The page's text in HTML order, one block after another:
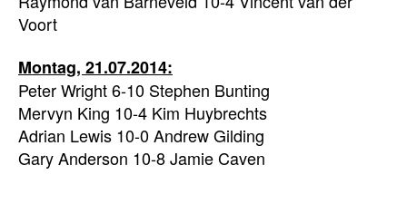
Voort
Montag, 21.07.2014:
Peter Wright 6-10 Stephen Bunting
Mervyn King 10-4 Kim Huybrechts
Adrian Lewis 10-0 Andrew Gilding
Gary Anderson 10-8 Jamie Caven